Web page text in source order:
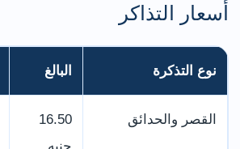
أسعار التذاكر
نوع التذكرة البالغ
القصر والحدائق
16.50